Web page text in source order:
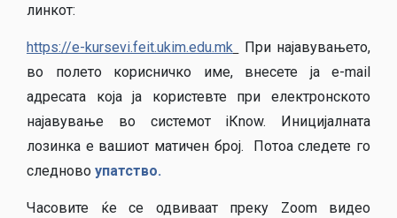
линкот:
https://e-kursevi.feit.ukim.edu.mk
При најавувањето,
во полето корисничко име, внесете ја e-mail
адресата која ја користевте при електронското
најавување во системот iКnow. Иницијалната
лозинка е вашиот матичен број. Потоа следете го
следново упатство.
Часовите ќе се одвиваат преку Zoom видео